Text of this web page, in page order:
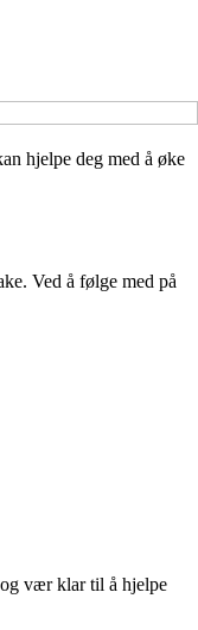
hjelpe deg med å øke
Ved å følge med på
vær klar til å hjelpe